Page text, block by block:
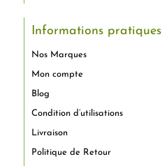
Informations pratiques
Nos Marques
Mon compte
Blog
Condition d’utilisations
Livraison
Politique de Retour